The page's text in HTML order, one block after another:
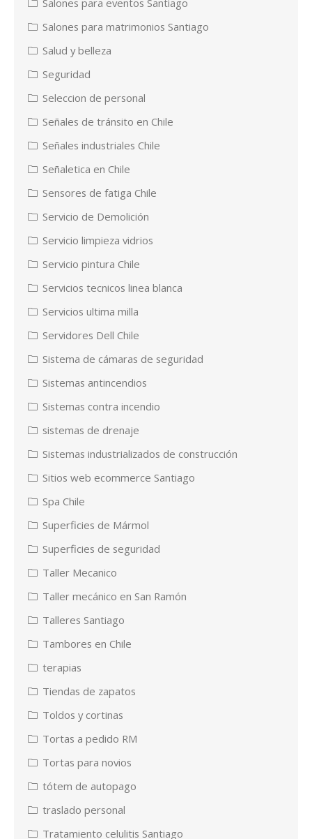
Salones para matrimonios Santiago
Salud y belleza
Seguridad
Seleccion de personal
Señales de tránsito en Chile
Señales industriales Chile
Señaletica en Chile
Sensores de fatiga Chile
Servicio de Demolición
Servicio limpieza vidrios
Servicio pintura Chile
Servicios tecnicos linea blanca
Servicios ultima milla
Servidores Dell Chile
Sistema de cámaras de seguridad
Sistemas antincendios
Sistemas contra incendio
sistemas de drenaje
Sistemas industrializados de construcción
Sitios web ecommerce Santiago
Spa Chile
Superficies de Mármol
Superficies de seguridad
Taller Mecanico
Taller mecánico en San Ramón
Talleres Santiago
Tambores en Chile
terapias
Tiendas de zapatos
Toldos y cortinas
Tortas a pedido RM
Tortas para novios
tótem de autopago
traslado personal
Tratamiento celulitis Santiago